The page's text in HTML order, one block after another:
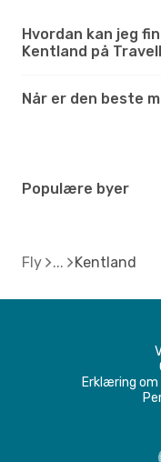
Hvordan kan jeg
Kentland på
Når er den beste
Populære byer
Fly Kentland
Erklæring